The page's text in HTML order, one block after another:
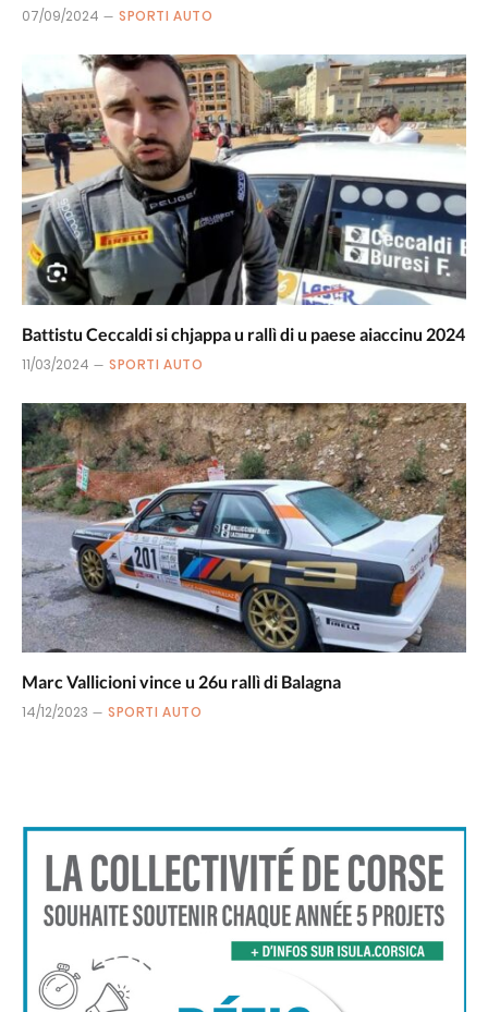
07/09/2024 SPORTI AUTO
Battistu Ceccaldi si chjappa u rallì di u paese aiaccinu 2024
11/03/2024 SPORTI AUTO
Marc Vallicioni vince u 26u rallì di Balagna
14/12/2023 SPORTI AUTO